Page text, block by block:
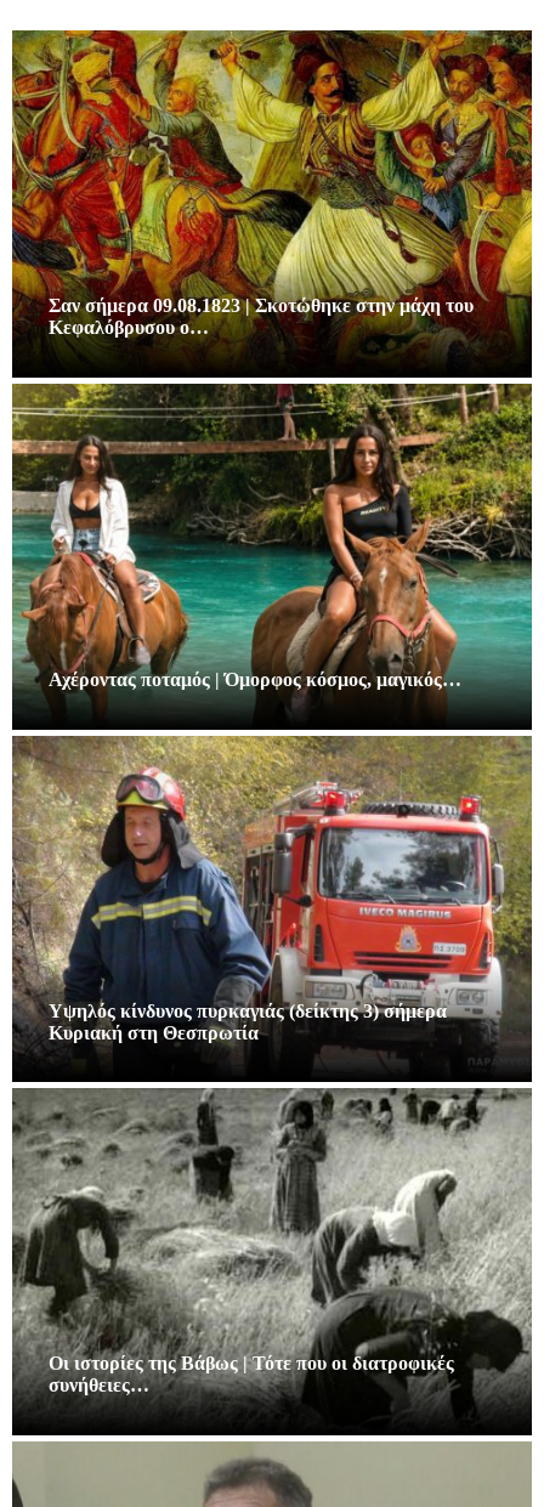
Σαν σήμερα 09.08.1823 | Σκοτώθηκε στην μάχη του
Κεφαλόβρυσου ο…
Αχέροντας ποταμός | Όμορφος κόσμος, μαγικός…
Υψηλός κίνδυνος πυρκαγιάς (δείκτης 3) σήμερα
Κυριακή στη Θεσπρωτία
Οι ιστορίες της Βάβως | Τότε που οι διατροφικές
συνήθειες…